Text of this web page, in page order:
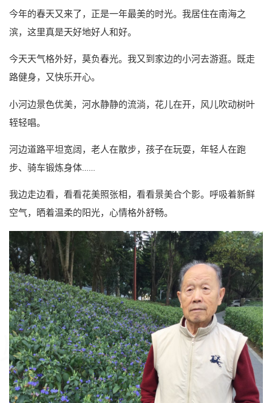
今年的春天又来了，正是一年最美的时光。我居住在南海之
滨，这里真是天好地好人和好。
今天天气格外好，莫负春光。我又到家边的小河去游逛。既走
路健身，又快乐开心。
小河边景色优美，河水静静的流淌，花儿在开，风儿吹动树叶
轾轻唱。
河边道路平坦宽阔，老人在散步，孩子在玩耍，年轻人在跑
步、骑车锻炼身体……
我边走边看，看看花美照张相，看看景美合个影。呼吸着新鲜
空气，晒着温柔的阳光，心情格外舒畅。